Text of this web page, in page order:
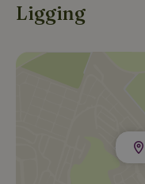
Ligging